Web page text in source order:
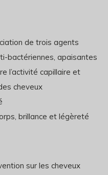
de trois agents
bactériennes, apaisantes
l’activité capillaire et
cheveux
brillance et légèreté
sur les cheveux